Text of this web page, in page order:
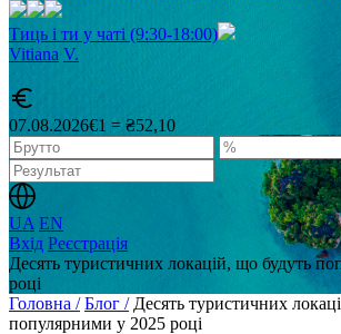
Тиць і ти у чаті (9:30-18:00)
Vitiana V.
07.08.2026€1 = ₴52,10
UA EN
Вхід Реєстрація
Десять туристичних локацій, що будуть
році
Головна / Блог / Десять туристичних
популярними у 2025 році